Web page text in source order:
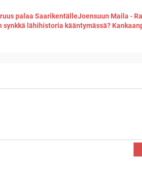
palaa SaarikentälleJoensuun Maila -
synkkä lähihistoria kääntymässä?